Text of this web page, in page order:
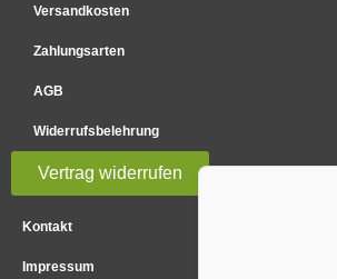
Versandkosten
Zahlungsarten
AGB
Widerrufsbelehrung
Vertrag widerrufen
Kontakt
Impressum